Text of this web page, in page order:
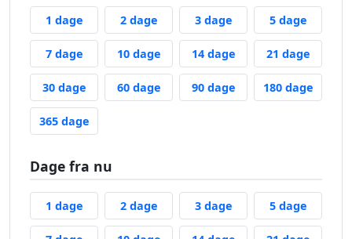
1 dage1 dag siden
2 dage2 dage siden
3 dage3 dage siden
5 dage5 dage
7 dage7 dage siden
10 dage10 dage siden
14 dage14 dage siden
21 dage21
30 dage30 dage siden
60 dage60 dage siden
90 dage90 dage siden
180 dage180
365 dage365 dage siden
Dage fra nu
1 dage1 dag fra nu
2 dage2 dage fra nu
3 dage3 dage fra nu
5 dage5 dage